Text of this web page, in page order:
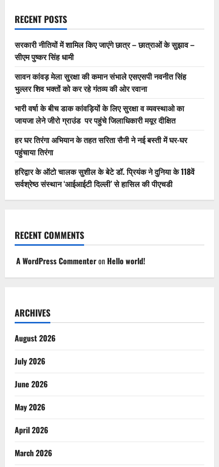
RECENT POSTS
सरकारी नीतियों में शामिल किए जाएंगे छात्र – छात्राओं के सुझाव –
सीएम पुष्कर सिंह धामी
सावन कांवड़ मेला सुरक्षा की कमान संभाले एसएसपी नवनीत सिंह
भुल्लर शिव भक्तों को कर रहे गंतव्य की ओर रवाना
भारी वर्षा के बीच डाक कांवड़ियों के लिए सुरक्षा व व्यवस्थाओ का
जायजा लेने जीरो ग्राउंड पर पहुंचे जिलाधिकारी मयूर दीक्षित
हर घर तिरंगा अभियान के तहत सरिता सैनी ने नई बस्ती में घर-घर
पहुंचाया तिरंगा
हरिद्वार के ऑटो चालक सुशील के बेटे डॉ. प्रियंक ने दुनिया के 118वें
सर्वश्रेष्ठ संस्थान ‘आईआईटी दिल्ली’ से हासिल की पीएचडी
RECENT COMMENTS
A WordPress Commenteron Hello world!
ARCHIVES
August 2026
July 2026
June 2026
May 2026
April 2026
March 2026